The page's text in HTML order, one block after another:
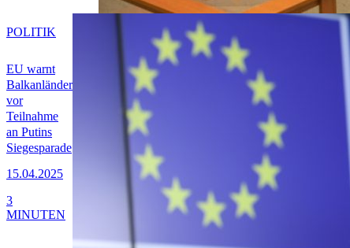
EU warnt
Balkanländer
vor
Teilnahme
an Putins
Siegesparade
15.04.2025
POLITIK
3
MINUTEN